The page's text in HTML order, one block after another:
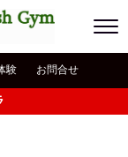
験 お問合せ